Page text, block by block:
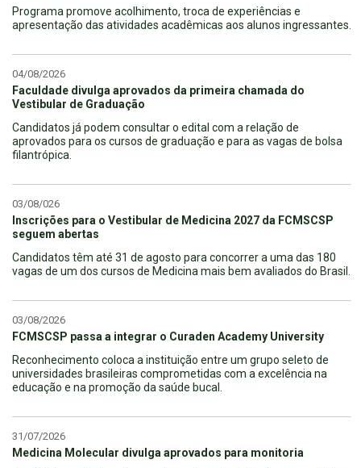
Programa promove acolhimento, troca de experiências e
apresentação das atividades acadêmicas aos alunos ingressantes.
04/08/2026
Faculdade divulga aprovados da primeira chamada do
Vestibular de Graduação
Candidatos já podem consultar o edital com a relação de
aprovados para os cursos de graduação e para as vagas de bolsa
filantrópica.
03/08/026
Inscrições para o Vestibular de Medicina 2027 da FCMSCSP
seguem abertas
Candidatos têm até 31 de agosto para concorrer a uma das 180
vagas de um dos cursos de Medicina mais bem avaliados do Brasil.
03/08/2026
FCMSCSP passa a integrar o Curaden Academy University
Reconhecimento coloca a instituição entre um grupo seleto de
universidades brasileiras comprometidas com a excelência na
educação e na promoção da saúde bucal.
31/07/2026
Medicina Molecular divulga aprovados para monitoria